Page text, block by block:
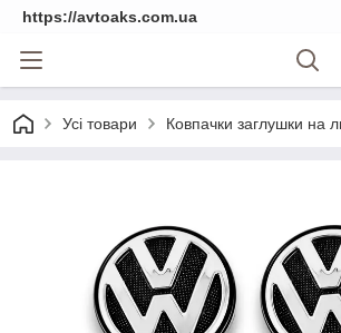
https://avtoaks.com.ua
Усі товари Ковпачки заглушки на